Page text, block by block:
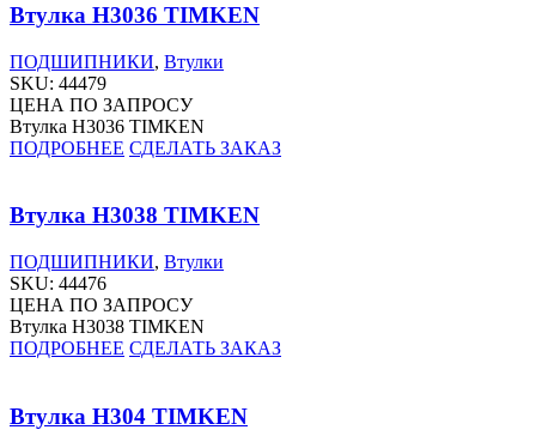
Втулка H3036 TIMKEN
ПОДШИПНИКИ, Втулки
SKU: 44479
ЦЕНА ПО ЗАПРОСУ
Втулка H3036 TIMKEN
ПОДРОБНЕЕ СДЕЛАТЬ ЗАКАЗ
Втулка H3038 TIMKEN
ПОДШИПНИКИ, Втулки
SKU: 44476
ЦЕНА ПО ЗАПРОСУ
Втулка H3038 TIMKEN
ПОДРОБНЕЕ СДЕЛАТЬ ЗАКАЗ
Втулка H304 TIMKEN